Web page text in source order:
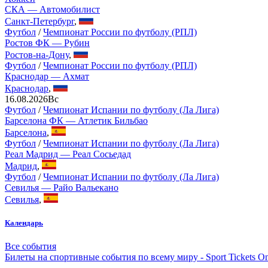
СКА — Автомобилист
Санкт-Петербург,
Футбол /Чемпионат России по футболу (РПЛ)
Ростов ФК — Рубин
Ростов-на-Дону,
Футбол /Чемпионат России по футболу (РПЛ)
Краснодар — Ахмат
Краснодар,
16.08.2026Вс
Футбол /Чемпионат Испании по футболу (Ла Лига)
Барселона ФК — Атлетик Бильбао
Барселона,
Футбол /Чемпионат Испании по футболу (Ла Лига)
Реал Мадрид — Реал Сосьедад
Мадрид,
Футбол /Чемпионат Испании по футболу (Ла Лига)
Севилья — Райо Вальекано
Севилья,
Календарь
Все события
Билеты на спортивные события по всему миру - Sport Tickets